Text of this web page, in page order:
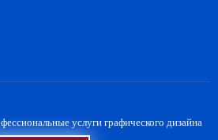
услуги графического дизайна